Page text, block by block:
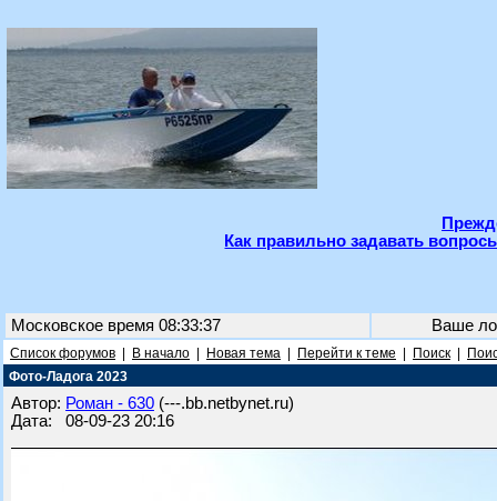
Как правильно задавать
Московское время 08:33:37 Ваше
Список форумов В начало Новая тема Перейти к теме Поиск
Фото-Ладога 2023
Автор: Роман - 630 (---.bb.netbynet.ru)
Дата: 08-09-23 20:16